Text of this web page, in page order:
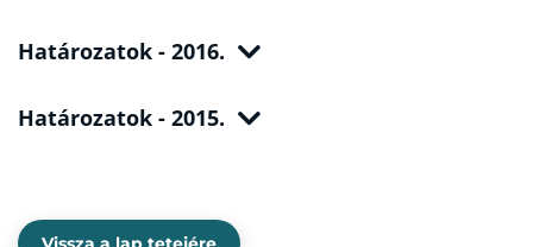
Határozatok - 2016.
Határozatok - 2015.